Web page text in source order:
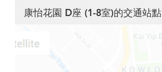
康怡花園 D座 (1-8室)的交通站點